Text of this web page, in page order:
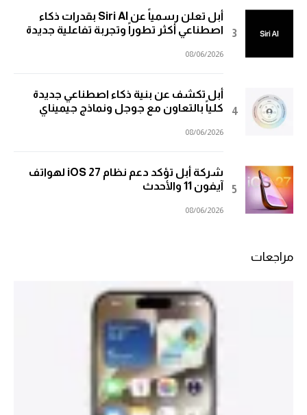
أبل تعلن رسمياً عن Siri AI بقدرات ذكاء
اصطناعي أكثر تطوراً وتجربة تفاعلية جديدة
08/06/2026
أبل تكشف عن بنية ذكاء اصطناعي جديدة
كلياً بالتعاون مع جوجل ونماذج جيميناي
08/06/2026
شركة أبل تؤكد دعم نظام iOS 27 لهواتف
آيفون 11 والأحدث
08/06/2026
مراجعات